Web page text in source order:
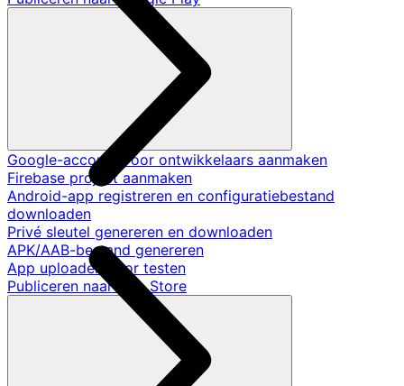
Google-account voor ontwikkelaars aanmaken
Firebase project aanmaken
Android-app registreren en configuratiebestand
downloaden
Privé sleutel genereren en downloaden
APK/AAB-bestand genereren
App uploaden voor testen
Publiceren naar App Store